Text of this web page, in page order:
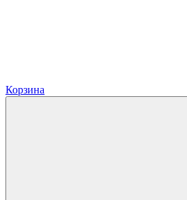
Корзина